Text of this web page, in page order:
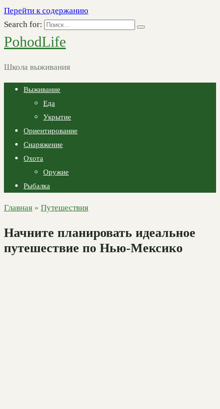
Перейти к содержанию
Search for:
PohodLife
Школа выживания
Выживание
Еда
Укрытие
Ориентирование
Снаряжение
Охота
Оружие
Рыбалка
Главная » Путешествия
Начните планировать идеальное
путешествие по Нью-Мексико